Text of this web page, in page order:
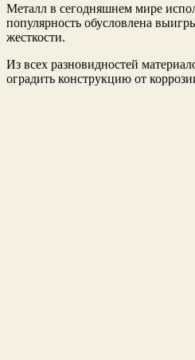
Металл в сегодняшнем мире
популярность обусловлена
жесткости.
Из всех разновидностей
оградить конструкцию от